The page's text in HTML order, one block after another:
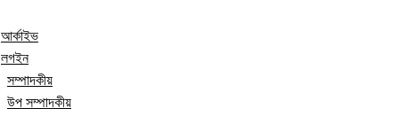
আর্কাইভ
লগইন
সম্পাদকীয়
উপ সম্পাদকীয়